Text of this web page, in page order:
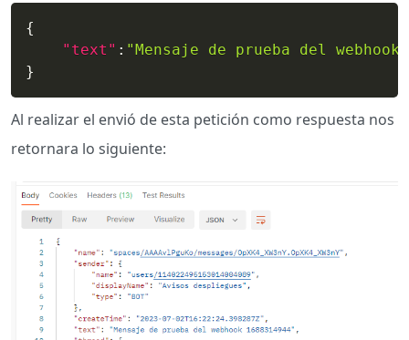
{
"text" : "Mensaje de prueba del
}
Al realizar el envió de esta petición como respuesta nos
retornara lo siguiente: